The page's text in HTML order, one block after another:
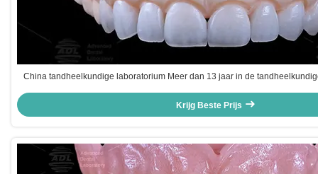
China tandheelkundige laboratorium Meer dan 13 jaar in de
behoeften
Krijg Beste Prijs